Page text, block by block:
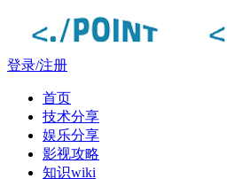
登录/注册
首页
技术分享
娱乐分享
影视攻略
知识wiki